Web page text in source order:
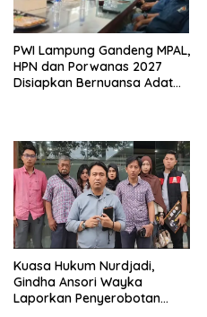
PWI Lampung Gandeng MPAL,
HPN dan Porwanas 2027
Disiapkan Bernuansa Adat
Kuasa Hukum Nurdjadi,
Gindha Ansori Wayka
Laporkan Penyerobotan